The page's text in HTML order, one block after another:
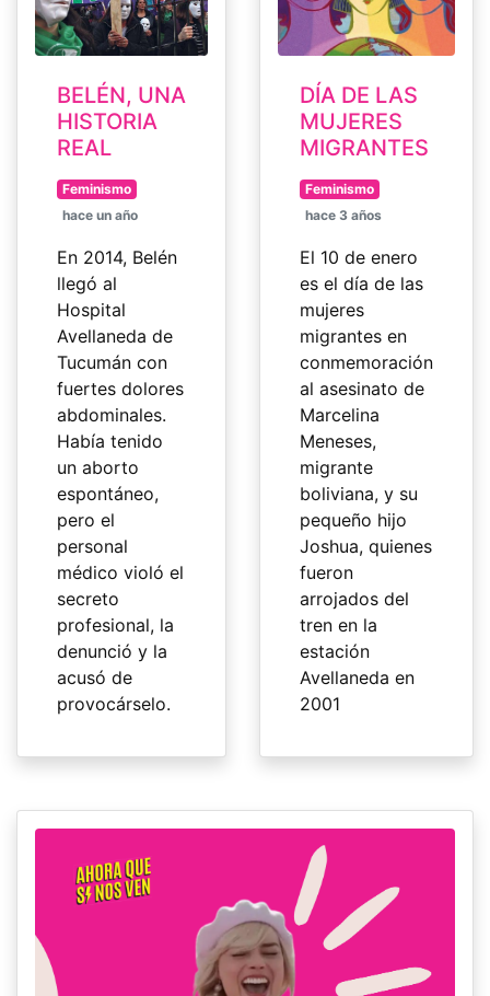
BELÉN, UNA
HISTORIA
REAL
Feminismo
hace un año
En 2014, Belén
llegó al
Hospital
Avellaneda de
Tucumán con
fuertes dolores
abdominales.
Había tenido
un aborto
espontáneo,
pero el
personal
médico violó el
secreto
profesional, la
denunció y la
acusó de
provocárselo.
DÍA DE LAS
MUJERES
MIGRANTES
Feminismo
hace 3 años
El 10 de enero
es el día de las
mujeres
migrantes en
conmemoración
al asesinato de
Marcelina
Meneses,
migrante
boliviana, y su
pequeño hijo
Joshua, quienes
fueron
arrojados del
tren en la
estación
Avellaneda en
2001